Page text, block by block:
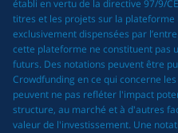
établi en vertu de la directive 97/9/
titres et les projets sur la
exclusivement dispensées par
cette plateforme ne constituent pas
futurs. Des notations peuvent être
Crowdfunding en ce qui concerne
peuvent ne pas refléter l'impact
structure, au marché et à d'autres
valeur de l'investissement. Une